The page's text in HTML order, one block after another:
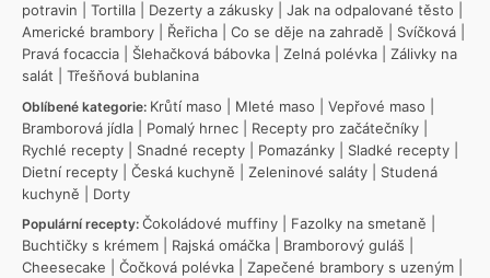
potravin
Tortilla Dezerty a zákusky Jak na odpalované těsto
Americké brambory
Řeřicha Co se děje na zahradě Svíčková
Pravá focaccia
Šlehačková bábovka Zelná polévka
Zálivky na
salát
Třešňová bublanina
Oblíbené kategorie: Krůtí maso Mleté maso Vepřové maso
Bramborová jídla
Pomalý hrnec Recepty pro začátečníky
Rychlé recepty
Snadné recepty Pomazánky Sladké recepty
Dietní recepty
Česká kuchyně Zeleninové saláty
Studená
kuchyně
Dorty
Populární recepty: Čokoládové muffiny Fazolky na smetaně
Buchtičky s krémem
Rajská omáčka Bramborový guláš
Cheesecake
Čočková polévka Zapečené brambory s uzeným